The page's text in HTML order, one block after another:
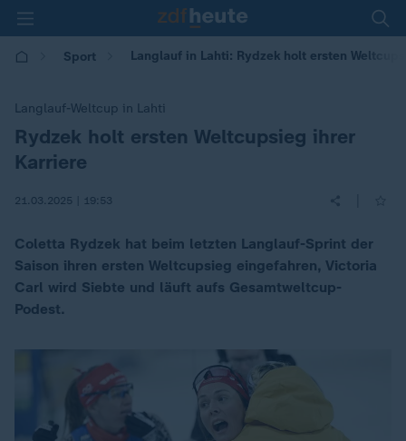
Sport Langlauf in Lahti: Rydzek holt ersten
Langlauf-Weltcup in Lahti
:Rydzek holt ersten Weltcupsieg ihrer
Karriere
21.03.2025 | 19:53
Coletta Rydzek hat beim letzten Langlauf-Sprint der
Saison ihren ersten Weltcupsieg eingefahren, Victoria
Carl wird Siebte und läuft aufs Gesamtweltcup-
Podest.